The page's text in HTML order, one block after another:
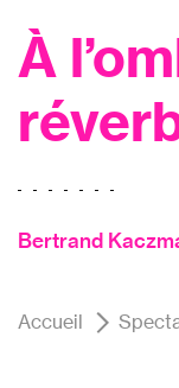
À
Bertrand
Accueil